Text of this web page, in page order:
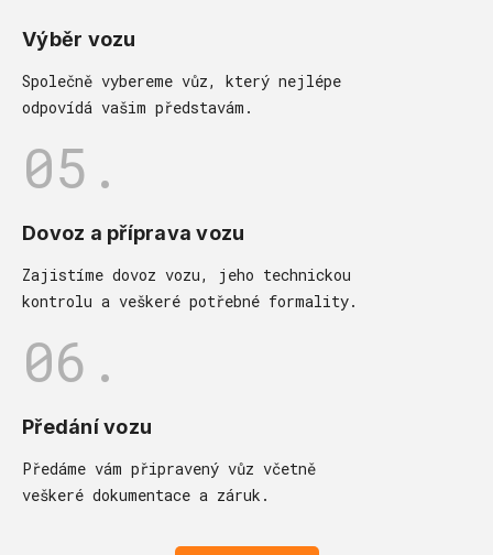
Výběr vozu
Společně vybereme vůz, který nejlépe
odpovídá vašim představám.
05.
Dovoz a příprava vozu
Zajistíme dovoz vozu, jeho technickou
kontrolu a veškeré potřebné formality.
06.
Předání vozu
Předáme vám připravený vůz včetně
veškeré dokumentace a záruk.